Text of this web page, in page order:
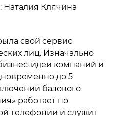
Наталия Клячина
свой сервис
лиц. Изначально
идеи компаний и
до 5
базового
работает по
телефонии и служит